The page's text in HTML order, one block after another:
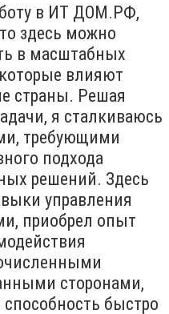
в ИТ ДОМ.РФ,
здесь можно
в масштабных
влияют
страны. Решая
я сталкиваюсь
требующими
подхода
решений. Здесь
управления
приобрел опыт
сторонами,
способность быстро